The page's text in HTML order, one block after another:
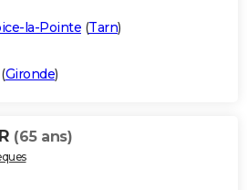
la-Pointe (Tarn)
Gironde)
(65 ans)